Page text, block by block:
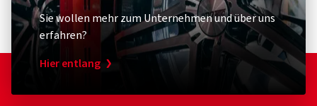
Sie wollen mehr zum Unternehmen und über uns
erfahren?
Hier entlang